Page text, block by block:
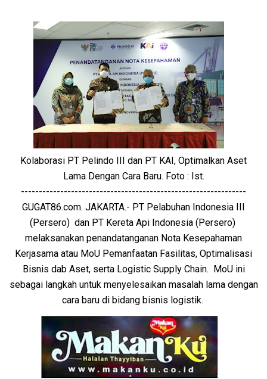
Kolaborasi PT Pelindo III dan PT KAI, Optimalkan Aset
Lama Dengan Cara Baru. Foto : Ist.
---------------------------------------------------------------
GUGAT86.com. JAKARTA.- PT Pelabuhan Indonesia III
(Persero) dan PT Kereta Api Indonesia (Persero)
melaksanakan penandatanganan Nota Kesepahaman
Kerjasama atau MoU Pemanfaatan Fasilitas, Optimalisasi
Bisnis dab Aset, serta Logistic Supply Chain. MoU ini
sebagai langkah untuk menyelesaikan masalah lama dengan
cara baru di bidang bisnis logistik.